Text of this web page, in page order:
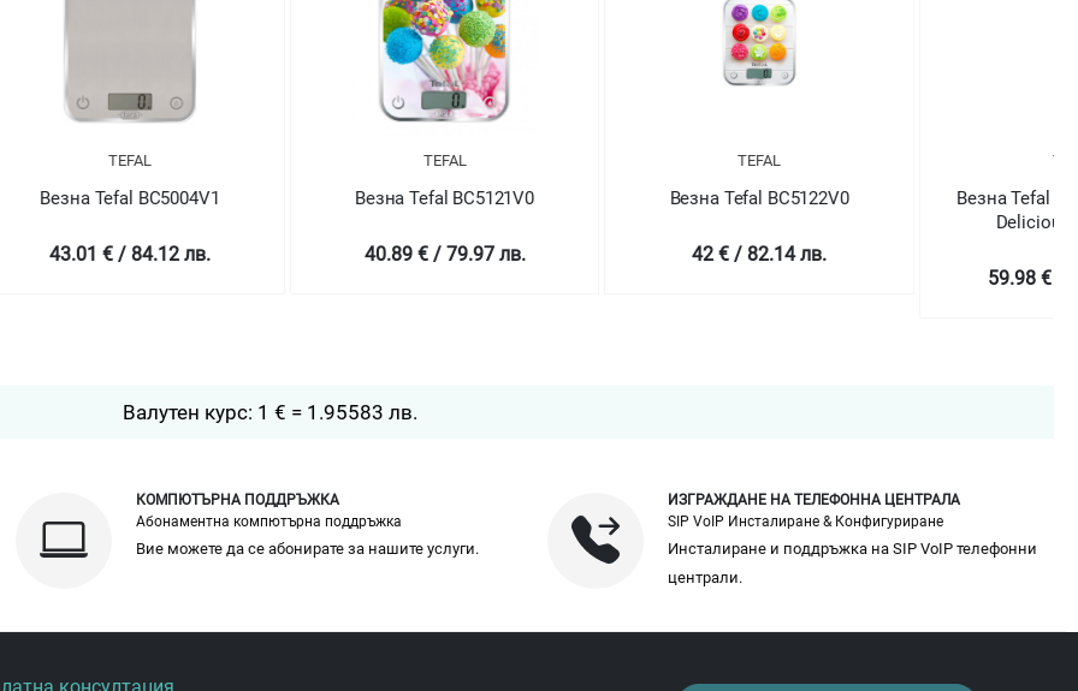
Везна Tefal BC5121V0
40.89 € / 79.97 лв.
Везна Tefal BC5122V0
42 € / 82.14 лв.
Везна Tefal BC5122V1 Optiss
Валутен курс: 1 € = 1.95583 лв.
КОМПЮТЪРНА ПОДДРЪЖКА
Абонаментна компютърна поддръжка
Вие можете да се абонирате за нашите услуги.
ИЗГРАЖДАНЕ НА ТЕЛЕФОННА ЦЕНТРАЛА
SIP VoIP Инсталиране & Конфигуриране
Инсталиране и поддръжка на SIP VoIP телефонни
централи.